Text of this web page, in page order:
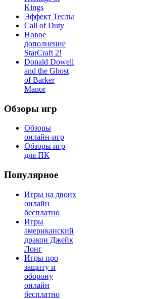
Kings
Эффект Теслы
Call of Duty
Новое
дополнение
StarCraft 2!
Donald Dowell
and the Ghost
of Barker
Manor
Обзоры игр
Обзоры
онлайн-игр
Обзоры игр
для ПК
Популярное
Игры на двоих
онлайн
бесплатно
Игры
американский
дракон Джейк
Лонг
Игры про
защиту и
оборону
онлайн
бесплатно